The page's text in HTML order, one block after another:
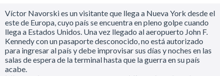
Víctor Navorski es un visitante que llega a Nueva York desde el
este de Europa, cuyo país se encuentra en pleno golpe cuando
llega a Estados Unidos. Una vez llegado al aeropuerto John F.
Kennedy con un pasaporte desconocido, no está autorizado
para ingresar al país y debe improvisar sus días y noches en las
salas de espera de la terminal hasta que la guerra en su país
acabe.